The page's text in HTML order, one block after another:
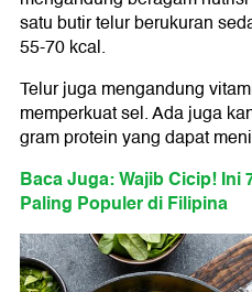
satu butir telur berukuran
55-70 kcal.
Telur juga mengandung
memperkuat sel. Ada juga
gram protein yang dapat
Baca Juga: Wajib Cicip! Ini
Paling Populer di Filipina